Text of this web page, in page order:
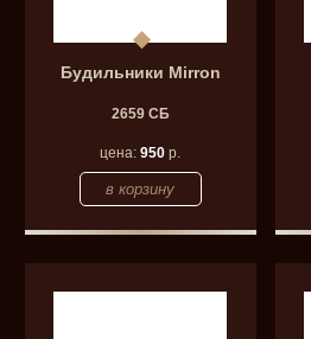
Будильники Mirron
2659 СБ
цена:950 р.